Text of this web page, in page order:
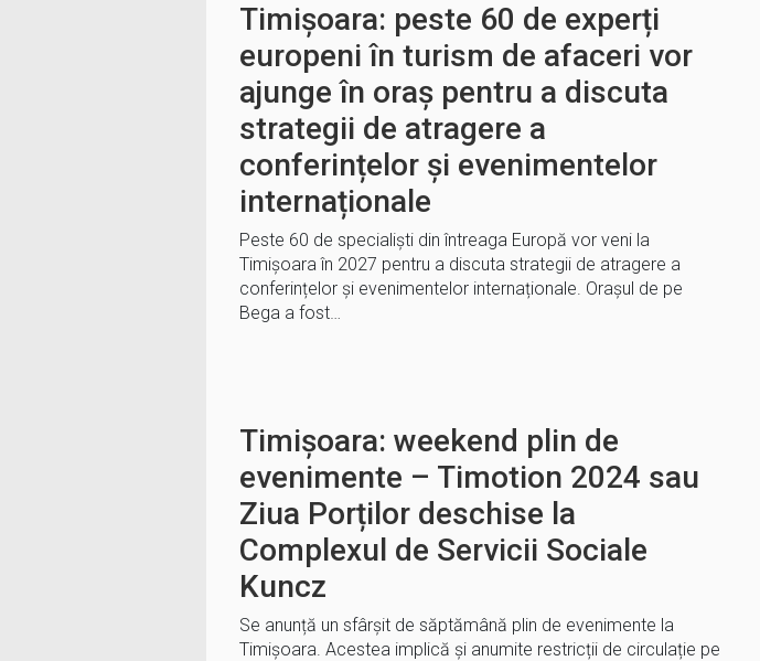
Timișoara: peste 60 de experți
europeni în turism de afaceri vor
ajunge în oraș pentru a discuta
strategii de atragere a
conferințelor și evenimentelor
internaționale
Peste 60 de specialiști din întreaga Europă vor veni la
Timișoara în 2027 pentru a discuta strategii de atragere a
conferințelor și evenimentelor internaționale. Orașul de pe
Bega a fost…
Timișoara: weekend plin de
evenimente – Timotion 2024 sau
Ziua Porților deschise la
Complexul de Servicii Sociale
Kuncz
Se anunță un sfârșit de săptămână plin de evenimente la
Timișoara. Acestea implică și anumite restricții de circulație pe